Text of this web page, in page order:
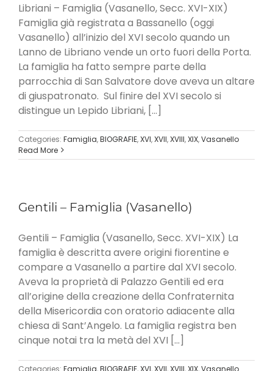
Libriani – Famiglia (Vasanello, Secc. XVI-XIX)
Famiglia già registrata a Bassanello (oggi
Vasanello) all’inizio del XVI secolo quando un
Lanno de Libriano vende un orto fuori della Porta.
La famiglia ha fatto sempre parte della
parrocchia di San Salvatore dove aveva un altare
di giuspatronato. Sul finire del XVI secolo si
distingue un Lepido Libriani, [...]
Categories: Famiglia,BIOGRAFIE,XVI,XVII,XVIII,XIX,Vasanello
Read More
Gentili – Famiglia (Vasanello)
Gentili – Famiglia (Vasanello, Secc. XVI-XIX) La
famiglia è descritta avere origini fiorentine e
compare a Vasanello a partire dal XVI secolo.
Aveva la proprietà di Palazzo Gentili ed era
all’origine della creazione della Confraternita
della Misericordia con oratorio adiacente alla
chiesa di Sant’Angelo. La famiglia registra ben
cinque notai tra la metà del XVI [...]
Categories: Famiglia,BIOGRAFIE,XVI,XVII,XVIII,XIX,Vasanello